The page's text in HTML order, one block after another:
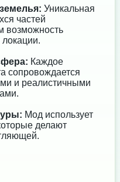
Уникальная
частей
возможность
Каждое
сопровождается
и реалистичными
Мод использует
делают